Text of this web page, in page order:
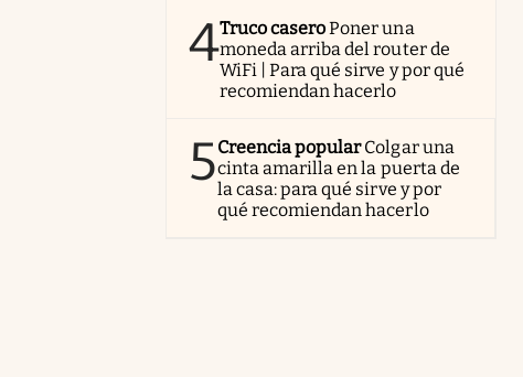
4Truco caseroPoner una
moneda arriba del router de
WiFi | Para qué sirve y por qué
recomiendan hacerlo
5Creencia popularColgar una
cinta amarilla en la puerta de
la casa: para qué sirve y por
qué recomiendan hacerlo